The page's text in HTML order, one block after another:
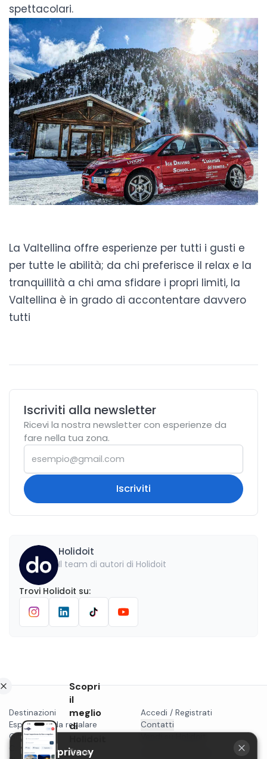
spettacolari.
La Valtellina offre esperienze per tutti i gusti e
per tutte le abilità; da chi preferisce il relax e la
tranquillità a chi ama sfidare i propri limiti, la
Valtellina è in grado di accontentare davvero
tutti
Iscriviti alla newsletter
Ricevi la nostra newsletter con esperienze da
fare nella tua zona.
Iscriviti
Holidoit
Il team di autori di Holidoit
Trovi Holidoit su:
Destinazioni
Esperienze da regalare
Gift card
Cosa fare a...
Accedi / Registrati
Contatti
Scopri
il
meglio
di
Trova
La tua privacy